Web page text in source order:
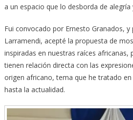
a un espacio que lo desborda de alegría
Fui convocado por Ernesto Granados,
Larramendi, acepté la propuesta de
inspiradas en nuestras raíces africanas,
tienen relación directa con las
origen africano, tema que he tratado en
hasta la actualidad.